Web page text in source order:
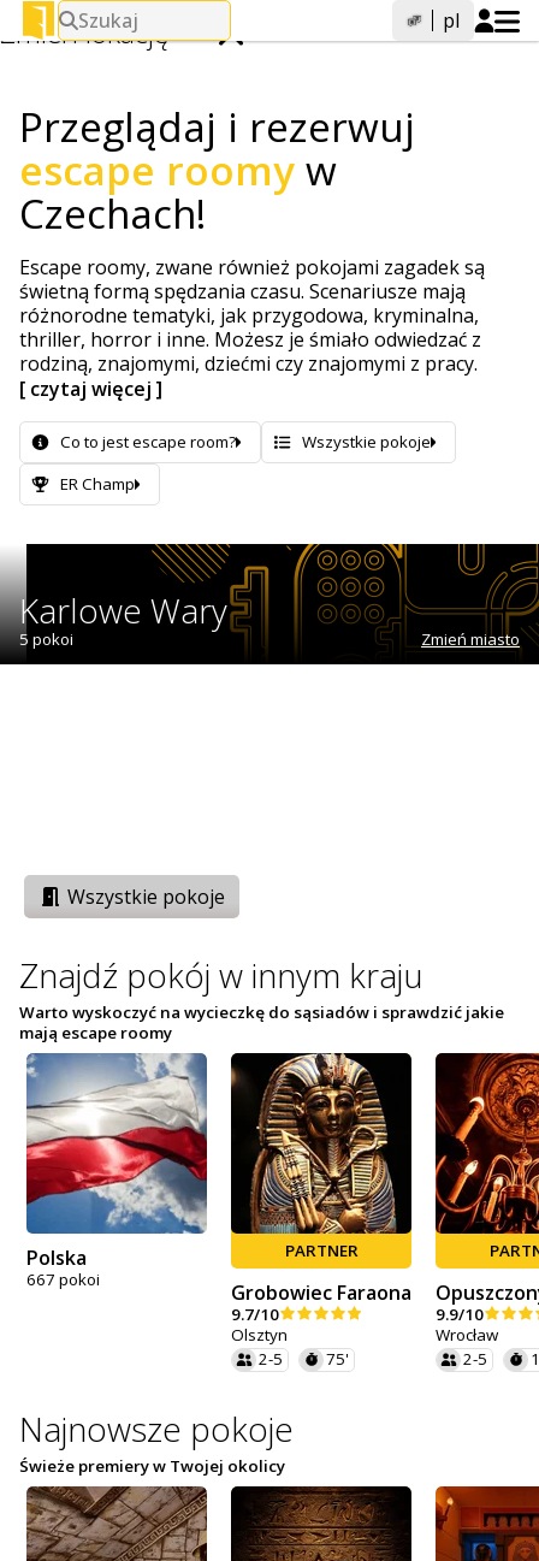
Szukaj pl
Przeglądaj i rezerwuj
escape roomy w
Czechach!
Escape roomy, zwane również pokojami zagadek są
świetną formą spędzania czasu. Scenariusze mają
różnorodne tematyki, jak przygodowa, kryminalna,
thriller, horror i inne. Możesz je śmiało odwiedzać z
rodziną, znajomymi, dziećmi czy znajomymi z pracy.
[ czytaj więcej ]
Co to jest escape room?
Wszystkie pokoje
ER Champ
5 pokoi Zmień miasto
Karlowe Wary
Wszystkie pokoje
Znajdź pokój w innym kraju
Warto wyskoczyć na wycieczkę do sąsiadów i sprawdzić jakie
mają escape roomy
Polska
667 pokoi
PARTNER
Grobowiec Faraona
9.7/10
Olsztyn
2-5
75'
9.9/10
Wrocław
2-5
Najnowsze pokoje
Świeże premiery w Twojej okolicy
Zmień lokację
Szukaj miast.